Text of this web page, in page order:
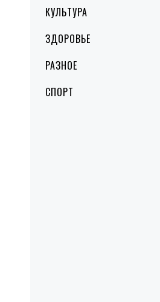
КУЛЬТУРА
ЗДОРОВЬЕ
РАЗНОЕ
СПОРТ